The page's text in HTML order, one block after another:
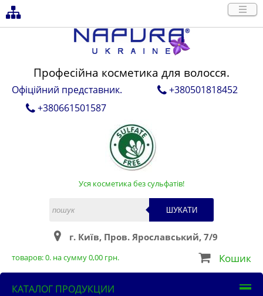
Професійна косметика для волосся.
Офіційний представник.
+380501818452
+380661501587
Уся косметика без сульфатів!
ШУКАТИ
г. Київ, Пров. Ярославський, 7/9
товаров:0. на сумму0,00 грн. Кошик
КАТАЛОГ ПРОДУКЦИИ